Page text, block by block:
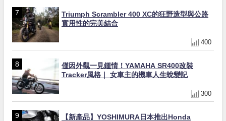
Triumph Scrambler 400 XC的狂野造型與公路
實用性的完美結合
400
僅因外觀一見鍾情！YAMAHA SR400改裝
Tracker風格｜ 女車主的機車人生蛻變記
300
【新產品】YOSHIMURA日本推出Honda